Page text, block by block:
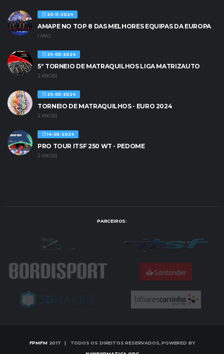
20-11-2024
AMAPE NO TOP 8 DAS MELHORES EQUIPAS DA EUROPA
1 ANO
29-05-2024
5º TORNEIO DE MATRAQUILHOS LIGA MATRIZAUTO
2 ANO(S)
29-05-2024
TORNEIO DE MATRAQUILHOS - EURO 2024
2 ANO(S)
14-05-2024
PRO TOUR ITSF 250 WT - PEDOME
2 ANO(S)
PARCEIROS:
FPMFM2017 | TODOS OS DIREITOS RESERVADOS, POWERED BY